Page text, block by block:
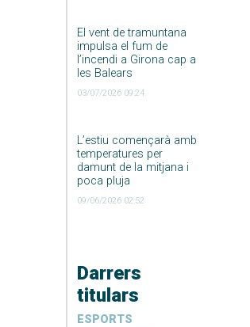
El vent de tramuntana
impulsa el fum de
l’incendi a Girona cap a
les Balears
03/07/2026 09:24
L’estiu començarà amb
temperatures per
damunt de la mitjana i
poca pluja
09/06/2026 02:52
Darrers
titulars
ESPORTS